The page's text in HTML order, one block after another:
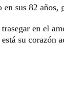
sus 82
en el
su corazón